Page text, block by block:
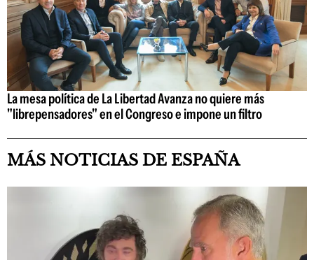
La mesa política de La Libertad Avanza no quiere más
"librepensadores" en el Congreso e impone un filtro
MÁS NOTICIAS DE ESPAÑA